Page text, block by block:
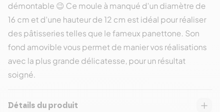
démontable 😉 Ce moule à manqué d'un diamètre de
16 cm et d'une hauteur de 12 cm est idéal pour réaliser
des pâtisseries telles que le fameux panettone. Son
fond amovible vous permet de manier vos réalisations
avec la plus grande délicatesse, pour un résultat
soigné.
Détails du produit